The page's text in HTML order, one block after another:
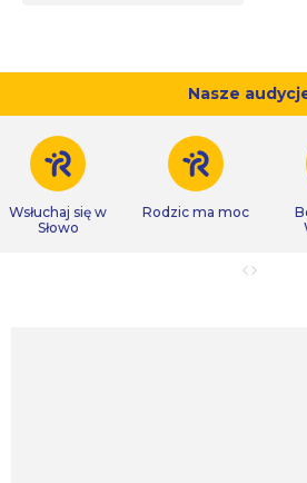
Nasze
Wsłuchaj się w
Słowo
Rodzic ma moc